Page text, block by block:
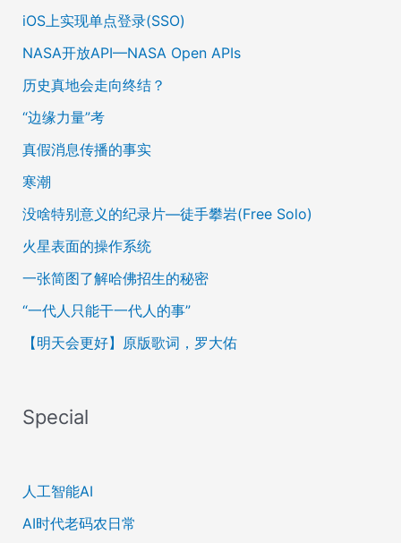
iOS上实现单点登录(SSO)
NASA开放API—NASA Open APIs
历史真地会走向终结？
“边缘力量”考
真假消息传播的事实
寒潮
没啥特别意义的纪录片—徒手攀岩(Free Solo)
火星表面的操作系统
一张简图了解哈佛招生的秘密
“一代人只能干一代人的事”
【明天会更好】原版歌词，罗大佑
Special
人工智能AI
AI时代老码农日常